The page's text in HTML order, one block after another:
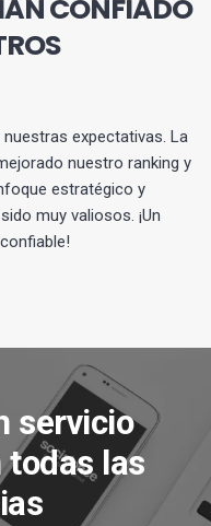
CONFIADO
nuestras expectativas. La
nuestro ranking y
estratégico y
muy valiosos. ¡Un
servicio
las